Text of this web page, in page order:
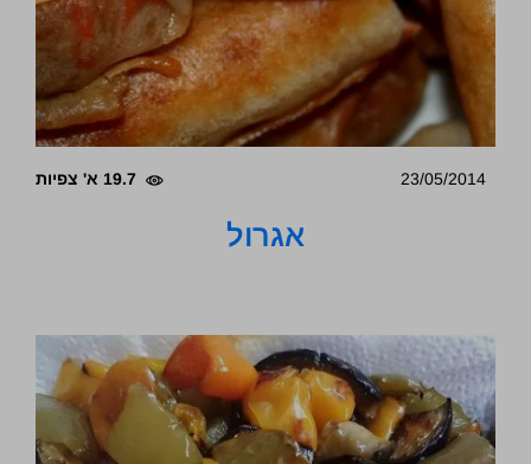
23/05/2014 19.7 א' צפיות
אגרול